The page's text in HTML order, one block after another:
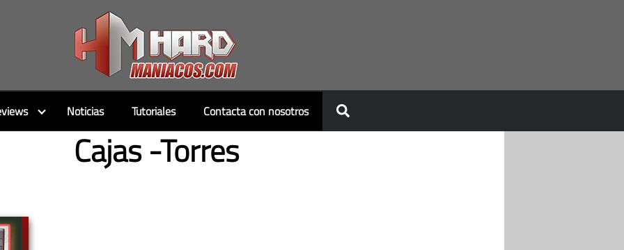
Noticias Tutoriales Contacta con nosotros
Cajas -Torres